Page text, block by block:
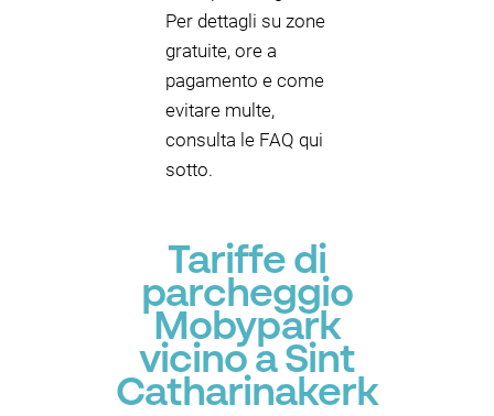
Per dettagli su zone
gratuite, ore a
pagamento e come
evitare multe,
consulta le FAQ qui
sotto.
Tariffe di
parcheggio
Mobypark
vicino a Sint
Catharinakerk